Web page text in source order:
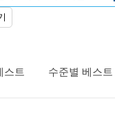
스트 수준별 베스트